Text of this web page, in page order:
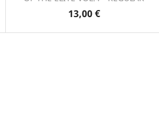
13,00 €
Anteprima